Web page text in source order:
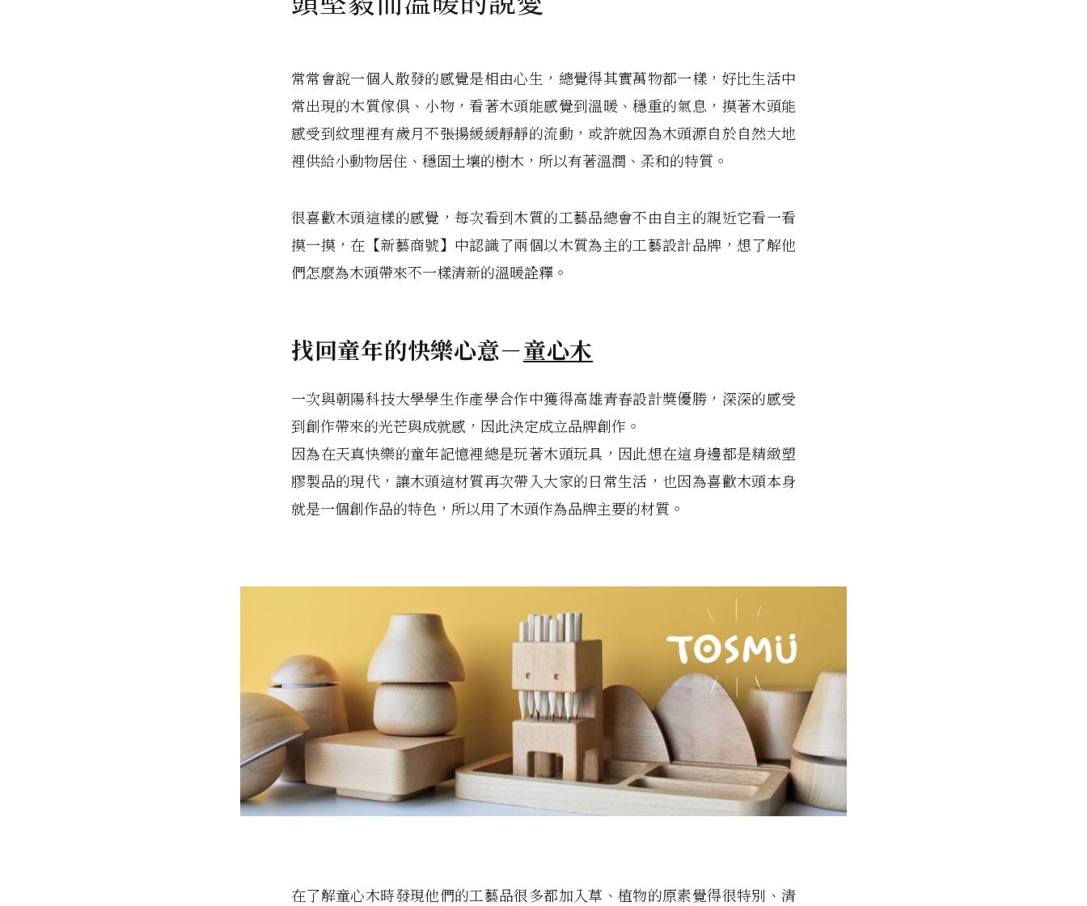
常常會說一個人散發的感覺是相由心生，總覺得其實萬物都一樣，好比生活中
常出現的木質傢俱、小物，看著木頭能感覺到溫暖、穩重的氣息，摸著木頭能
感受到紋理裡有歲月不張揚緩緩靜靜的流動，或許就因為木頭源自於自然大地
裡供給小動物居住、穩固土壤的樹木，所以有著溫潤、柔和的特質。
很喜歡木頭這樣的感覺，每次看到木質的工藝品總會不由自主的親近它看一看
摸一摸，在【新藝商號】中認識了兩個以木質為主的工藝設計品牌，想了解他
們怎麼為木頭帶來不一樣清新的溫暖詮釋。
找回童年的快樂心意－童心木
一次與朝陽科技大學學生作產學合作中獲得高雄青春設計獎優勝，深深的感受
到創作帶來的光芒與成就感，因此決定成立品牌創作。
因為在天真快樂的童年記憶裡總是玩著木頭玩具，因此想在這身邊都是精緻塑
膠製品的現代，讓木頭這材質再次帶入大家的日常生活，也因為喜歡木頭本身
就是一個創作品的特色，所以用了木頭作為品牌主要的材質。
在了解童心木時發現他們的工藝品很多都加入草、植物的原素覺得很特別、清